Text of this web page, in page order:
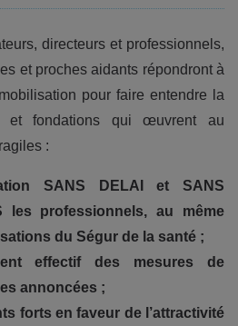
directeurs et professionnels,
et proches aidants répondront à
pour faire entendre la
et fondations qui œuvrent au
:
SANS DELAI et SANS
les professionnels, au même
du Ségur de la santé ;
effectif des mesures de
annoncées ;
forts en faveur de l’attractivité